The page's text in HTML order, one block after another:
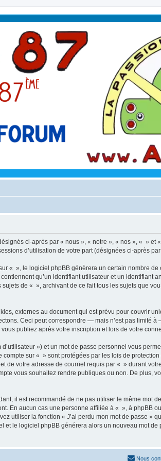
ci-après par « nous », « notre », « nos », « » et
d’utilisation de votre part (désignées ci-après
« », le logiciel phpBB génèrera un certain nombre
qu’un identifiant utilisateur et un identifiant
de « », archivant de ce fait tous les sujets que
externes au document qui est prévu pour couvrir
Ceci peut correspondre — mais n’est pas limité
publiez après votre inscription et lors de votre
») et un mot de passe personnel vous
sur « » sont protégées par les lois de
de votre adresse de courriel requis par « » durant
vous souhaitez rendre publiques ou non. De plus,
il est recommandé de ne pas utiliser le même mot
En aucun cas une personne affiliée à « », à phpBB
utiliser la fonction « J’ai perdu mon mot de passe »
le logiciel phpBB générera alors un nouveau mot
Nous